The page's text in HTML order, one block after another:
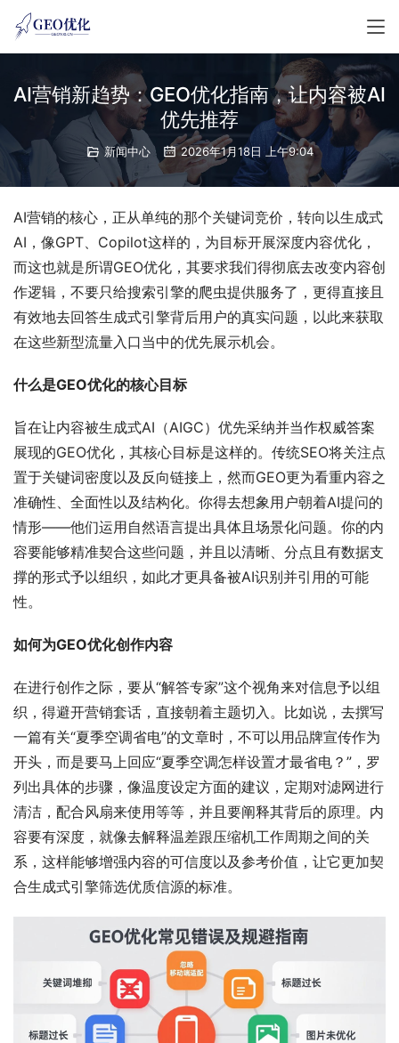
AI营销新趋势：GEO优化指南，让内容被AI
优先推荐
新闻中心 2026年1月18日 上午9:04
AI营销的核心，正从单纯的那个关键词竞价，转向以生成式
AI，像GPT、Copilot这样的，为目标开展深度内容优化，
而这也就是所谓GEO优化，其要求我们得彻底去改变内容创
作逻辑，不要只给搜索引擎的爬虫提供服务了，更得直接且
有效地去回答生成式引擎背后用户的真实问题，以此来获取
在这些新型流量入口当中的优先展示机会。
什么是GEO优化的核心目标
旨在让内容被生成式AI（AIGC）优先采纳并当作权威答案
展现的GEO优化，其核心目标是这样的。传统SEO将关注点
置于关键词密度以及反向链接上，然而GEO更为看重内容之
准确性、全面性以及结构化。你得去想象用户朝着AI提问的
情形——他们运用自然语言提出具体且场景化问题。你的内
容要能够精准契合这些问题，并且以清晰、分点且有数据支
撑的形式予以组织，如此才更具备被AI识别并引用的可能
性。
如何为GEO优化创作内容
在进行创作之际，要从“解答专家”这个视角来对信息予以组
织，得避开营销套话，直接朝着主题切入。比如说，去撰写
一篇有关“夏季空调省电”的文章时，不可以用品牌宣传作为
开头，而是要马上回应“夏季空调怎样设置才最省电？”，罗
列出具体的步骤，像温度设定方面的建议，定期对滤网进行
清洁，配合风扇来使用等等，并且要阐释其背后的原理。内
容要有深度，就像去解释温差跟压缩机工作周期之间的关
系，这样能够增强内容的可信度以及参考价值，让它更加契
合生成式引擎筛选优质信源的标准。